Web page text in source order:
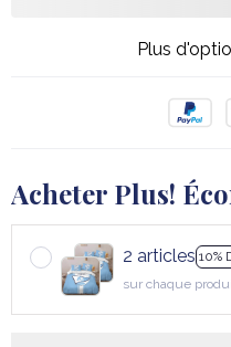
Plus
Acheter Plus!
2 articles 10%
sur chaque